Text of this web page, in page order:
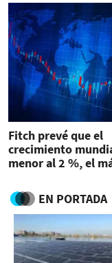
Fitch prevé que el
crecimiento
menor al 2 %, el
EN PORTADA